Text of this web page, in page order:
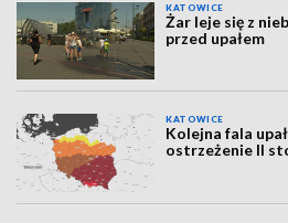
KATOWICE
Żar leje się z
przed upałem
KATOWICE
Kolejna fala
ostrzeżenie II